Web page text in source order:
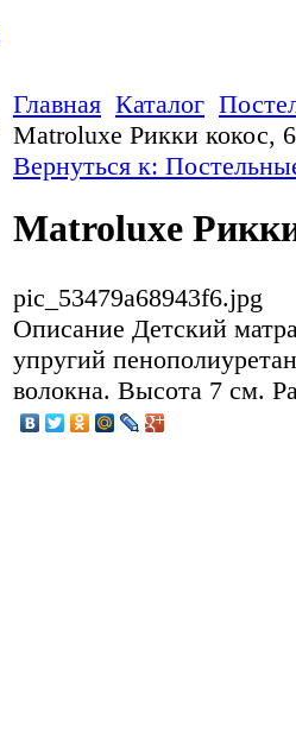
Главная Каталог
Matroluxe Рикки кокос,
Вернуться к:
Matroluxe
pic_53479a68943f6.jpg
Описание Детский
упругий
волокна. Высота 7 см.